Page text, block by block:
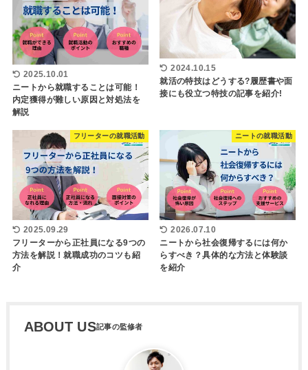
2025.10.01
ニートから就職することは可能！
内定獲得が難しい原因と対処法を
解説
2024.10.15
就活の特技はどうする?履歴書や面
接にも役立つ特技の記事を紹介!
フリーターの就職活動
2025.09.29
フリーターから正社員になる9つの
方法を解説！就職成功のコツも紹
介
ニートの就職活動
2026.07.10
ニートから社会復帰するには何か
らすべき？具体的な方法と体験談
を紹介
ABOUT US